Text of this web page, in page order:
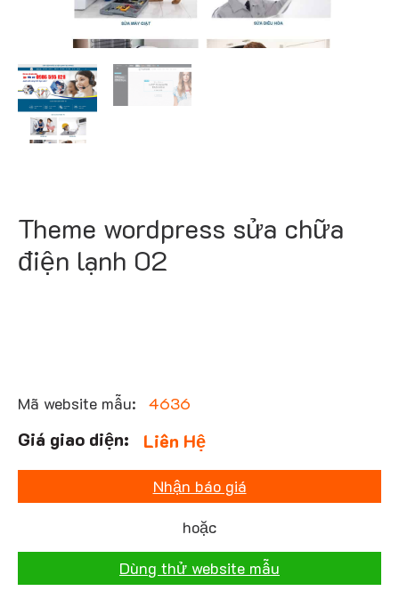
Theme wordpress sửa chữa
điện lạnh 02
Mã website mẫu: 4636
Liên Hệ
Nhận báo giá
hoặc
Dùng thử website mẫu